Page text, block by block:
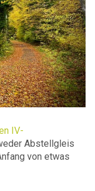
IV-
Abstellgleis
von etwas